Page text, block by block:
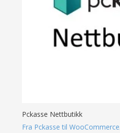
Pckasse Nettbutikk
Fra Pckasse til